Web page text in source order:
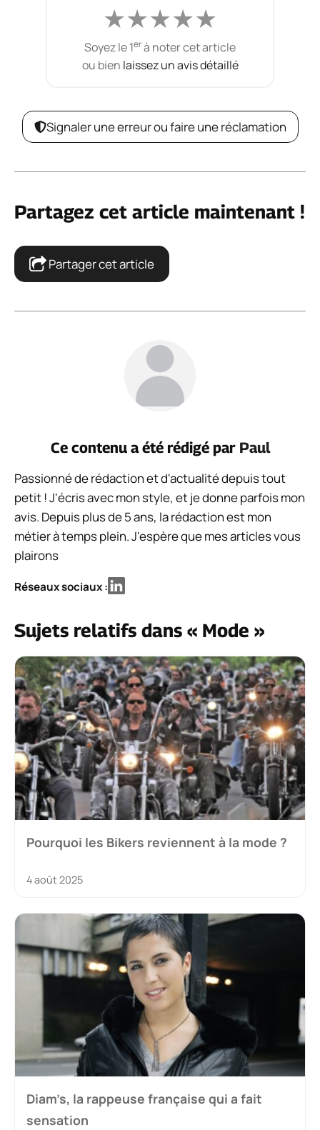
★★★★★
Soyez le 1erà noter cet article
ou bien laissez un avis détaillé
Signaler une erreur ou faire une réclamation
Partagez cet article maintenant !
Partager cet article
Ce contenu a été rédigé par Paul
Passionné de rédaction et d'actualité depuis tout
petit ! J'écris avec mon style, et je donne parfois mon
avis. Depuis plus de 5 ans, la rédaction est mon
métier à temps plein. J'espère que mes articles vous
plairons
Réseaux sociaux :
Sujets relatifs dans « Mode »
Pourquoi les Bikers reviennent à la mode ?
4 août 2025
Diam’s, la rappeuse française qui a fait
sensation